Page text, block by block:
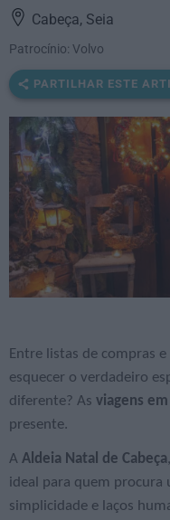
Cabeça, Seia
Patrocínio: Volvo
PARTILHAR ESTE
Entre listas de compras
esquecer o verdadeiro
diferente? As viagens
presente.
A Aldeia Natal de Cabeça
ideal para quem
simplicidade e laços